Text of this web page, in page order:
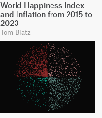
World Happiness Index
and Inflation from 2015 to
2023
Tom Blatz